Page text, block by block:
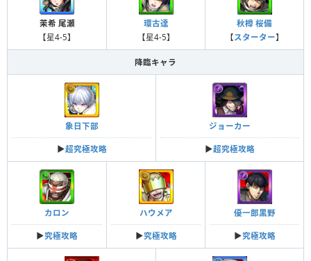
茉希 尾瀬
【星4-5】
環古達
【星4-5】
秋樽 桜備
【スターター】
降臨キャラ
象日下部
▶︎超究極攻略
ジョーカー
▶︎超究極攻略
カロン
▶︎究極攻略
ハウメア
▶︎究極攻略
優一郎黒野
▶︎究極攻略